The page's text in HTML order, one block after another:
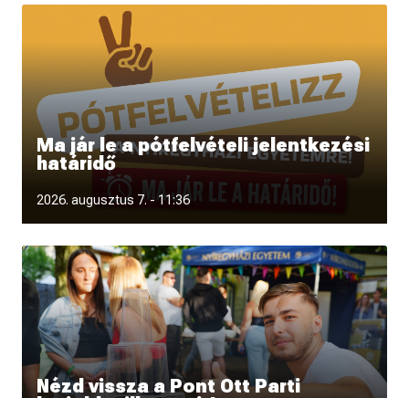
Ma jár le a pótfelvételi jelentkezési
határidő
Augusztus 7-én éjfélig lehet jelentkezni a Nyíregyházi
2026. augusztus 7. - 11:36
Nézd vissza a Pont Ott Parti